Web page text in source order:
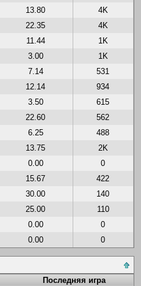
13.80
4K
22.35
4K
11.44
1K
3.00
1K
7.14
531
12.14
934
3.50
615
22.60
562
6.25
488
13.75
2K
0.00
0
15.67
422
30.00
140
25.00
110
0.00
0
0.00 0
Последняя игра